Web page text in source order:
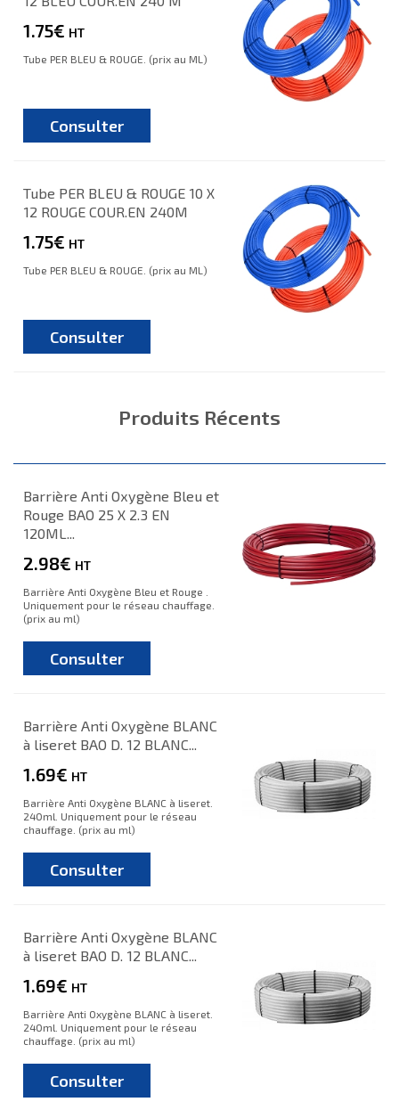
1.75€ HT
Tube PER BLEU & ROUGE. (prix au ML)
Consulter
Tube PER BLEU & ROUGE 10 X
12 ROUGE COUR.EN 240M
1.75€ HT
Tube PER BLEU & ROUGE. (prix au ML)
Consulter
Produits Récents
Barrière Anti Oxygène Bleu et
Rouge BAO 25 X 2.3 EN
120ML...
2.98€ HT
Barrière Anti Oxygène Bleu et Rouge .
Uniquement pour le réseau chauffage.
(prix au ml)
Consulter
Barrière Anti Oxygène BLANC
à liseret BAO D. 12 BLANC...
1.69€ HT
Barrière Anti Oxygène BLANC à liseret.
240ml. Uniquement pour le réseau
chauffage. (prix au ml)
Consulter
Barrière Anti Oxygène BLANC
à liseret BAO D. 12 BLANC...
1.69€ HT
Barrière Anti Oxygène BLANC à liseret.
240ml. Uniquement pour le réseau
chauffage. (prix au ml)
Consulter